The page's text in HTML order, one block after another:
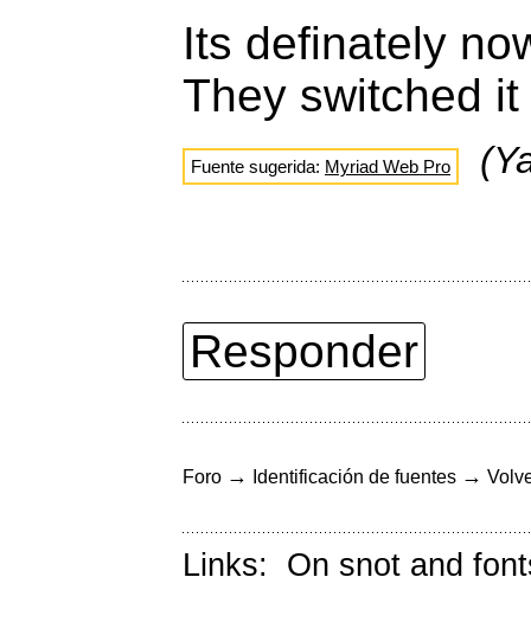
Its definately
They switched
Fuente sugerida: Myriad Web Pro
Responder
Foro → Identificación de fuentes →
Links: On snot and